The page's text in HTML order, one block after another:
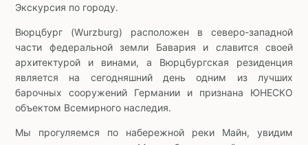
Экскурсия по городу.
Вюрцбург (Wurzburg) расположен в северо-западной
части федеральной земли Бавария и славится своей
архитектурой и винами, а Вюрцбургская резиденция
является на сегодняшний день одним из лучших
барочных сооружений Германии и признана ЮНЕСКО
объектом Всемирного наследия.
Мы прогуляемся по набережной реки Майн, увидим